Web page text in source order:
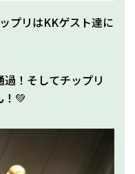
プリはKKゲスト達に
！そしてチップリ
！💚